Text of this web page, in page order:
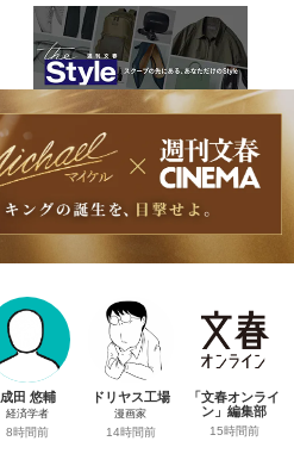
成田 悠輔
経済学者
8時間前
ドリヤス工場
漫画家
14時間前
「文春オンライ
ン」編集部
15時間前